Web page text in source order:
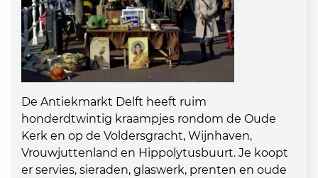
De Antiekmarkt Delft heeft ruim
honderdtwintig kraampjes rondom de Oude
Kerk en op de Voldersgracht, Wijnhaven,
Vrouwjuttenland en Hippolytusbuurt. Je koopt
er servies, sieraden, glaswerk, prenten en oude